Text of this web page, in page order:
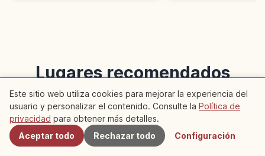
Lugares recomendados
cercanos
Descubre artículos recomendados en esta zona
Cercanos
Este sitio web utiliza cookies para mejorar la experiencia del
usuario y personalizar el contenido. Consulte la Política de
privacidad para obtener más detalles.
Aceptar todo
Rechazar todo Configuración